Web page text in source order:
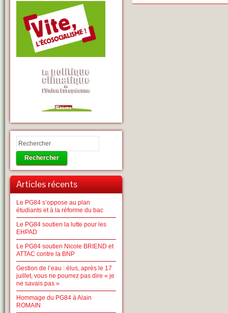
Rechercher
Articles récents
Le PG84 s’oppose au plan
étudiants et à la réforme du bac
Le PG84 soutien la lutte pour les
EHPAD
Le PG84 soutien Nicole BRIEND et
ATTAC contre la BNP
Gestion de l’eau : élus, après le 17
juillet, vous ne pourrez pas dire « je
ne savais pas »
Hommage du PG84 à Alain
ROMAIN